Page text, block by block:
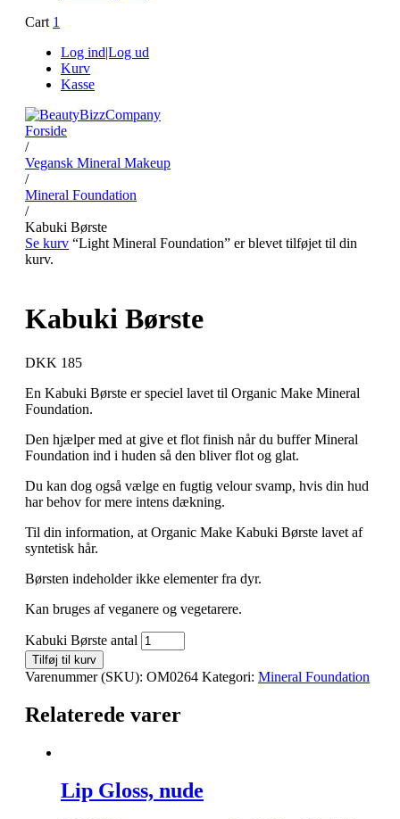
Cart 1
Log ind|Log ud
Kurv
Kasse
Forside
/
Vegansk Mineral Makeup
/
Mineral Foundation
/
Kabuki Børste
Se kurv “Light Mineral Foundation” er blevet tilføjet til din
kurv.
Kabuki Børste
DKK 185
En Kabuki Børste er speciel lavet til Organic Make Mineral
Foundation.
Den hjælper med at give et flot finish når du buffer Mineral
Foundation ind i huden så den bliver flot og glat.
Du kan dog også vælge en fugtig velour svamp, hvis din hud
har behov for mere intens dækning.
Til din information, at Organic Make Kabuki Børste lavet af
syntetisk hår.
Børsten indeholder ikke elementer fra dyr.
Kan bruges af veganere og vegetarere.
Kabuki Børste antal
Tilføj til kurv
Varenummer (SKU): OM0264 Kategori: Mineral Foundation
Relaterede varer
Lip Gloss, nude